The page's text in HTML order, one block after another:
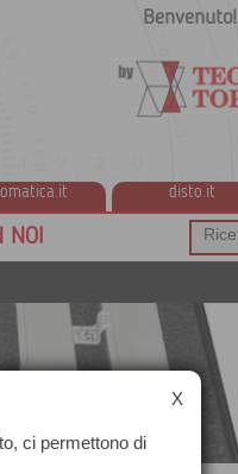
disto.it
Benvenuto!
NOI
X
ci permettono di